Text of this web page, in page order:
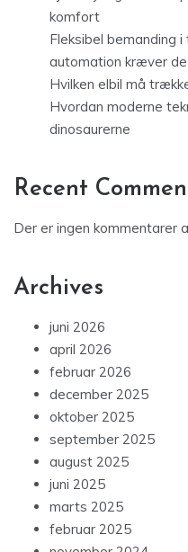
komfort
Fleksibel bemanding
automation kræver
Hvilken elbil må
Hvordan moderne
dinosaurerne
Recent
Der er ingen kommentarer
Archives
juni 2026
april 2026
februar 2026
december 2025
oktober 2025
september 2025
august 2025
juni 2025
marts 2025
februar 2025